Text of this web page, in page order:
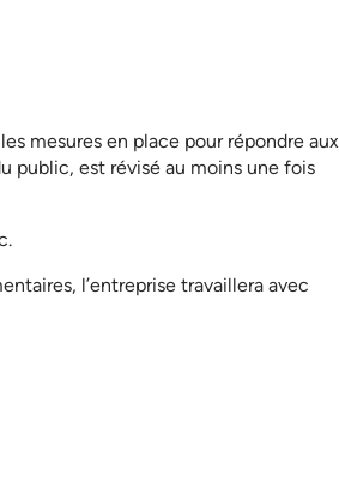
mesures en place pour répondre aux
public, est révisé au moins une fois
l’entreprise travaillera avec